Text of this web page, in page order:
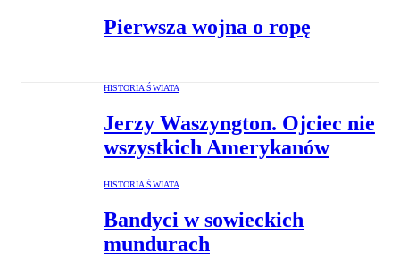
Pierwsza wojna o ropę
HISTORIA ŚWIATA
Jerzy Waszyngton. Ojciec nie
wszystkich Amerykanów
HISTORIA ŚWIATA
Bandyci w sowieckich
mundurach